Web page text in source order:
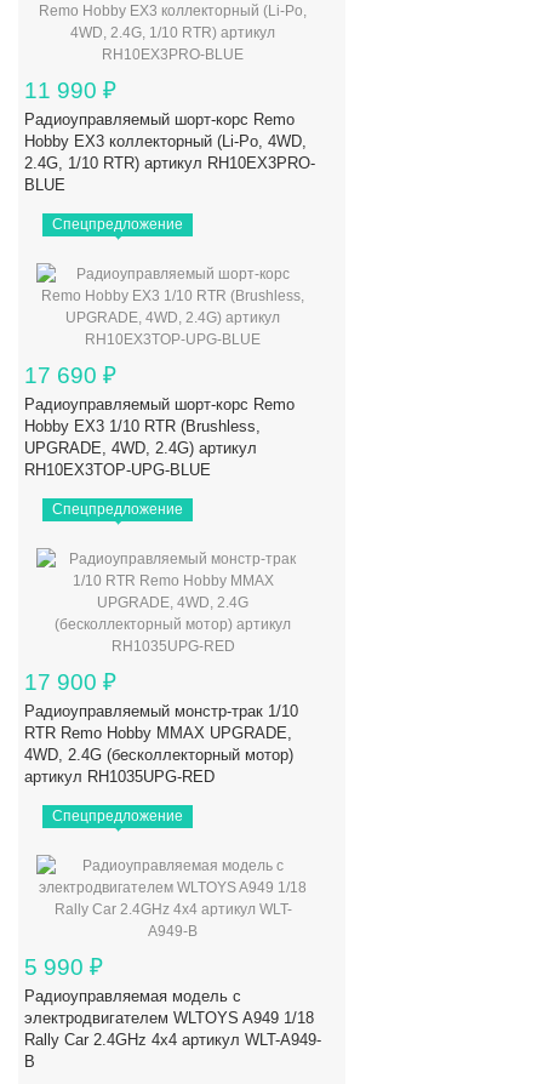
11 990 ₽
Радиоуправляемый шорт-корс Remo
Hobby EX3 коллекторный (Li-Po, 4WD,
2.4G, 1/10 RTR) артикул RH10EX3PRO-
BLUE
Спецпредложение
17 690 ₽
Радиоуправляемый шорт-корс Remo
Hobby EX3 1/10 RTR (Brushless,
UPGRADE, 4WD, 2.4G) артикул
RH10EX3TOP-UPG-BLUE
Спецпредложение
17 900 ₽
Радиоуправляемый монстр-трак 1/10
RTR Remo Hobby MMAX UPGRADE,
4WD, 2.4G (бесколлекторный мотор)
артикул RH1035UPG-RED
Спецпредложение
5 990 ₽
Радиоуправляемая модель с
электродвигателем WLTOYS A949 1/18
Rally Car 2.4GHz 4x4 артикул WLT-A949-
B